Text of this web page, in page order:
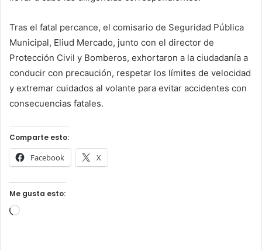
Tras el fatal percance, el comisario de Seguridad Pública
Municipal, Eliud Mercado, junto con el director de
Protección Civil y Bomberos, exhortaron a la ciudadanía a
conducir con precaución, respetar los límites de velocidad
y extremar cuidados al volante para evitar accidentes con
consecuencias fatales.
Comparte esto:
Facebook X
Me gusta esto:
Cargando...